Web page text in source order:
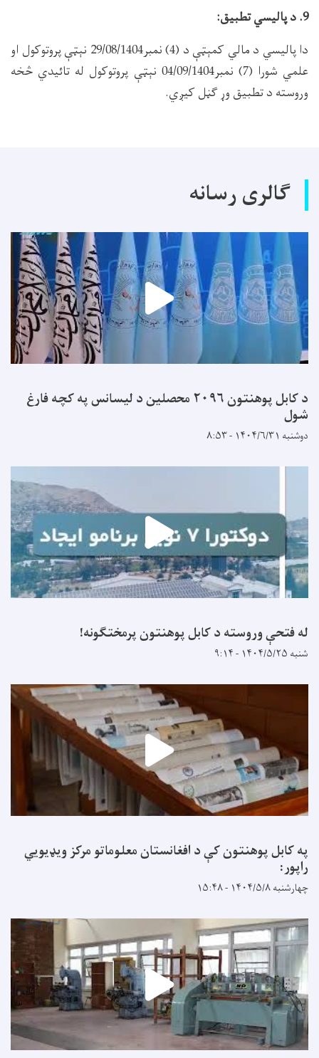
9. د پالیسي تطبیق:
دا پالیسي د مالي کمېټې د (4) نمبر29/08/1404 نېټې پروتوکول او
علمي شورا (7) نمبر04/09/1404 نېټې پروتوکول له تائیدي څخه
وروسته د تطبیق وړ ګڼل کیږي.
گالری رسانه
د کابل پوهنتون ۲۰۹۶ محصلین د لیسانس په کچه فارغ
شول
دوشنبه ۱۴۰۴/۶/۳۱ - ۸:۵۳
له فتحې وروسته د کابل پوهنتون پرمختګونه!
شنبه ۱۴۰۴/۵/۲۵ - ۹:۱۴
په کابل پوهنتون کې د افغانستان معلوماتو مرکز ویډیويي
راپور:
چهارشنبه ۱۴۰۴/۵/۸ - ۱۵:۴۸